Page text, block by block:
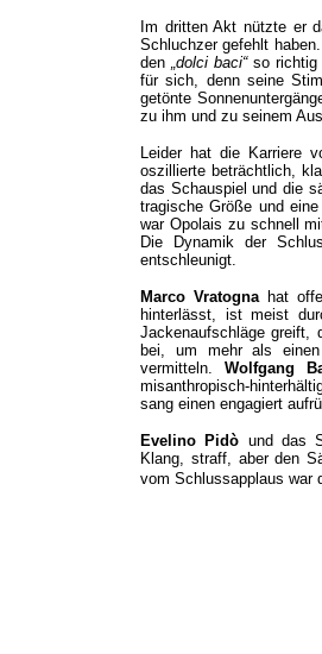
Im dritten Akt nützte er
Schluchzer gefehlt
den„dolci baci“so richtig
für sich, denn seine
getönte
zu ihm und zu seinem
Leider hat die Karriere
oszillierte beträchtlich,
das Schauspiel und die
tragische Größe und
war Opolais zu schnell
Die Dynamik der
entschleunigt.
Marco Vratogna hat
hinterlässt, ist meist
Jackenaufschläge greift,
bei, um mehr als
vermitteln. Wolfgang
misanthropisch-
sang einen engagiert
Evelino Pidò und das
Klang, straff, aber den
vom Schlussapplaus war